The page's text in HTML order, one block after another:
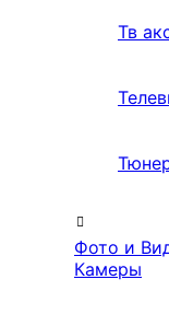
Тв
Фото и
Камеры